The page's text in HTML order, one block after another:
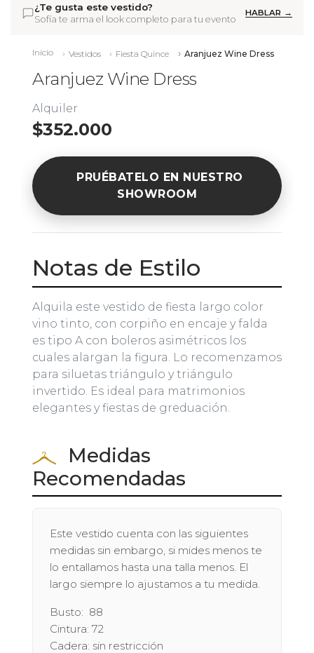
¿Te gusta este vestido?
Sofía te arma el look completo para tu evento
HABLAR →
Inicio Vestidos Fiesta Quince Aranjuez Wine Dress
Aranjuez Wine Dress
Alquiler
$352.000
PRUÉBATELO EN NUESTRO
SHOWROOM
Notas de Estilo
Alquila este vestido de fiesta largo color
vino tinto, con corpiño en encaje y falda
es tipo A con boleros asimétricos los
cuales alargan la figura. Lo recomenzamos
para siluetas triángulo y triángulo
invertido. Es ideal para matrimonios
elegantes y fiestas de greduación.
Medidas
Recomendadas
Este vestido cuenta con las siguientes
medidas sin embargo, si mides menos te
lo entallamos hasta una talla menos. El
largo siempre lo ajustamos a tu medida.
Busto: 88
Cintura: 72
Cadera: sin restricción